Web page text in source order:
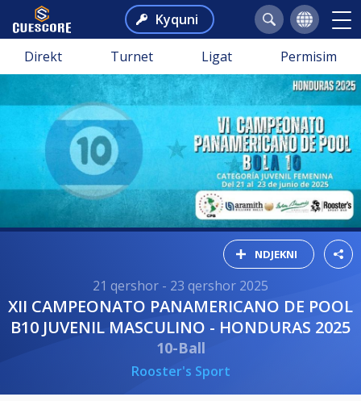
Kyquni
Direkt Turnet Ligat Permisim
NDJEKNI
21 qershor - 23 qershor 2025
XII CAMPEONATO PANAMERICANO DE POOL
B10 JUVENIL MASCULINO - HONDURAS 2025
10-Ball
Rooster's Sport